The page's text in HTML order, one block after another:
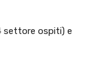
settore ospiti) e